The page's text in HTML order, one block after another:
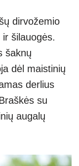
dirvožemio
šilauogės.
šaknų
dėl maistinių
derlius
su
augalų